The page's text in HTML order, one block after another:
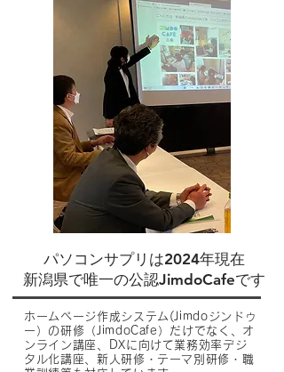
パソコンサプリは2024年現在
新潟県で唯一の公認JimdoCafeです
ホームページ作成システム(Jimdoジンドゥ
ー）の研修（JimdoCafe）だけでなく、オ
ンライン講座、DXに向けて業務効率デジ
タル化講座、 新人研修・テーマ別研修・職